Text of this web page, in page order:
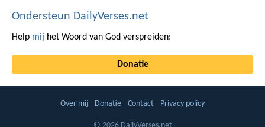
Ondersteun DailyVerses.net
Help mij het Woord van God verspreiden:
Donatie
Over mij Donatie Contact Privacy policy